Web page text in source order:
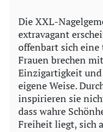
Die XXL-
extravagant
offenbart sich eine
Frauen brechen
Einzigartigkeit
eigene Weise.
inspirieren sie
dass wahre
Freiheit liegt, sich